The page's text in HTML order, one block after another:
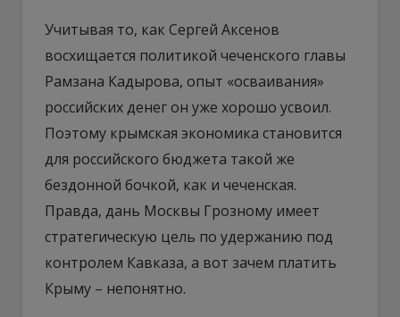
​Учитывая то, как Сергей Аксенов
восхищается политикой чеченского главы
Рамзана Кадырова, опыт «осваивания»
российских денег он уже хорошо усвоил.
Поэтому крымская экономика становится
для российского бюджета такой же
бездонной бочкой, как и чеченская.
Правда, дань Москвы Грозному имеет
стратегическую цель по удержанию под
контролем Кавказа, а вот зачем платить
Крыму – непонятно.